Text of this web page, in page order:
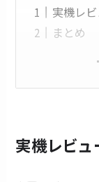
実機レ
まとめ
実機レビュ